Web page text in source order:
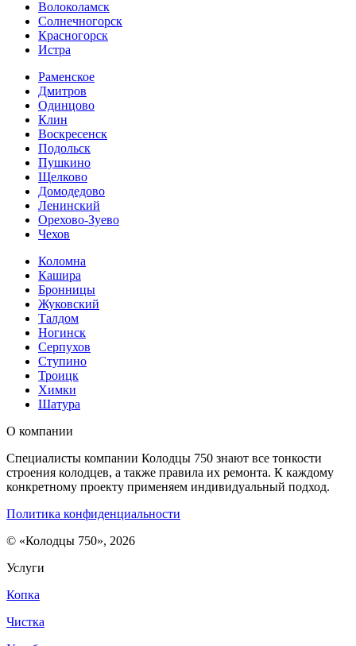
Волоколамск
Солнечногорск
Красногорск
Истра
Раменское
Дмитров
Одинцово
Клин
Воскресенск
Подольск
Пушкино
Щелково
Домодедово
Ленинский
Орехово-Зуево
Чехов
Коломна
Кашира
Бронницы
Жуковский
Талдом
Ногинск
Серпухов
Ступино
Троицк
Химки
Шатура
О компании
Специалисты компании Колодцы 750 знают все тонкости
строения колодцев, а также правила их ремонта. К каждому
конкретному проекту применяем индивидуальный подход.
Политика конфиденциальности
© «Колодцы 750», 2026
Услуги
Копка
Чистка